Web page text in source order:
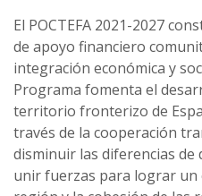
El POCTEFA 2021-2027
de apoyo financiero
integración económica y
Programa fomenta el
territorio fronterizo de
través de la cooperación
disminuir las diferencias
unir fuerzas para lograr